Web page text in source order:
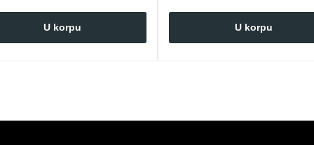
U korpu U korpu